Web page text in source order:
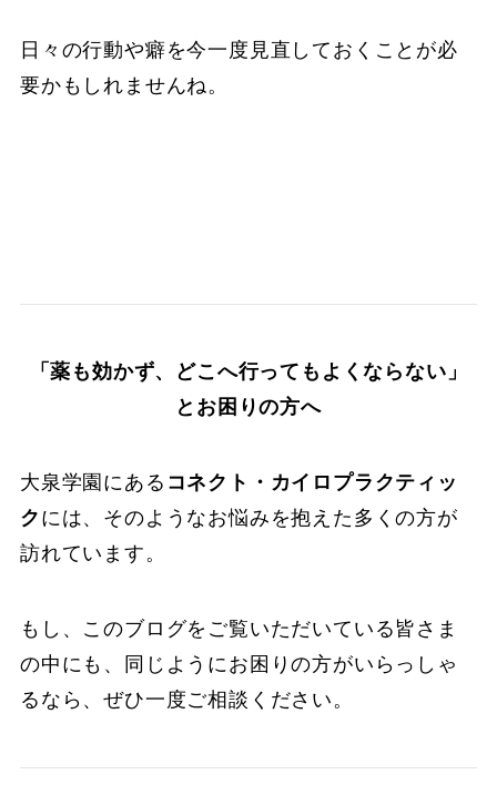
日々の行動や癖を今一度見直しておくことが必
要かもしれませんね。
「薬も効かず、どこへ行ってもよくならない」
とお困りの方へ
大泉学園にある コネクト・カイロプラクティッ
ク には、そのようなお悩みを抱えた多くの方が
訪れています。
もし、このブログをご覧いただいている皆さま
の中にも、同じようにお困りの方がいらっしゃ
るなら、ぜひ一度ご相談ください。